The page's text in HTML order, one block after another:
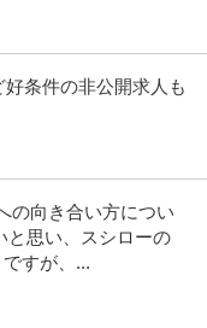
条件の非公開求人も
の向き合い方につい
と思い、スシローの
すが、...